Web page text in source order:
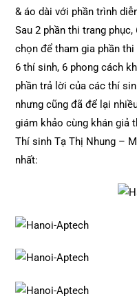
& áo dài với phần trình
Sau 2 phần thi trang
chọn để tham gia phần thi
6 thí sinh, 6 phong cách
phần trả lời của các thí
nhưng cũng đã để lại
giám khảo cùng khán giả
Thí sinh Tạ Thị Nhung –
nhất: